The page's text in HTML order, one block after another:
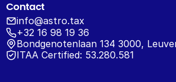
Contact
info@astro.tax
+32 16 98 19 36
Bondgenotenlaan 134 3000,
ITAA Certified: 53.280.581